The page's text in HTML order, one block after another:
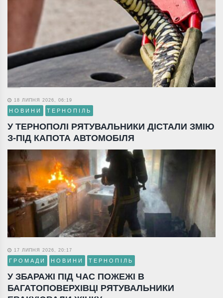
18 ЛИПНЯ 2026, 06:19
НОВИНИ ТЕРНОПІЛЬ
У ТЕРНОПОЛІ РЯТУВАЛЬНИКИ ДІСТАЛИ ЗМІЮ
З-ПІД КАПОТА АВТОМОБІЛЯ
17 ЛИПНЯ 2026, 20:17
ГРОМАДИ НОВИНИ ТЕРНОПІЛЬ
У ЗБАРАЖІ ПІД ЧАС ПОЖЕЖІ В
БАГАТОПОВЕРХІВЦІ РЯТУВАЛЬНИКИ